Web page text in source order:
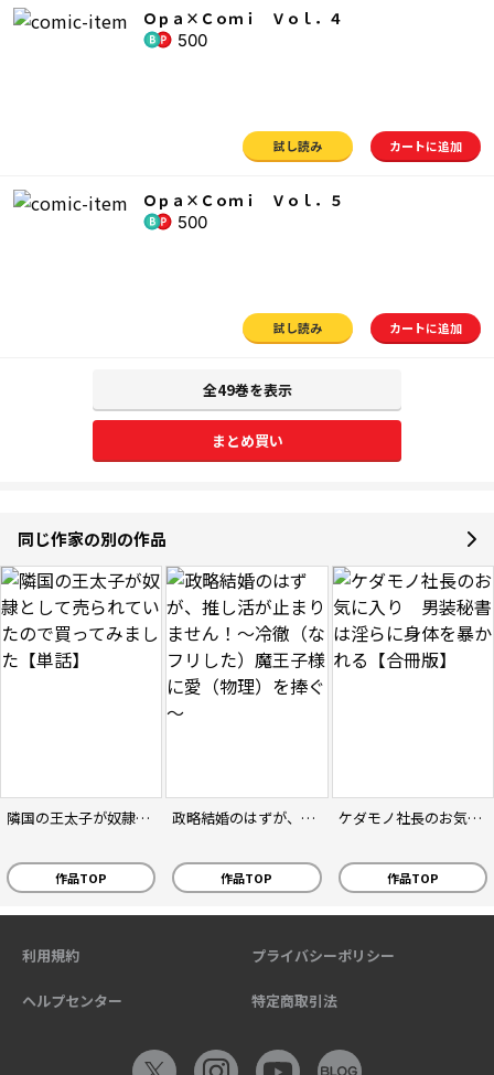
Ｏｐａ×Ｃｏｍｉ Ｖｏｌ．４
500
試し読み カートに追加
Ｏｐａ×Ｃｏｍｉ Ｖｏｌ．５
500
試し読み カートに追加
全49巻を表示
まとめ買い
同じ作家の別の作品
隣国の王太子が奴隷として売られていたので買ってみました【単話】
作品TOP
政略結婚のはずが、推し活が止まりません！～冷徹（なフリした）魔王子様に愛（物理）を捧ぐ～
作品TOP
ケダモノ社長のお気に入り 男装秘書は淫らに身体を暴かれる【合冊版】
作品TOP
利用規約 プライバシーポリシー
ヘルプセンター 特定商取引法